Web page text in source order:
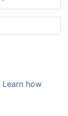
Learn how